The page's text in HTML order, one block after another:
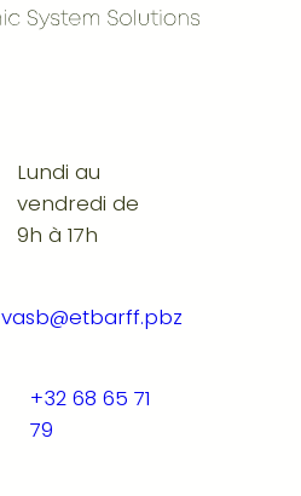
Lundi au
vendredi de
9h à 17h
vasb@etbarff.pbz
+32 68 65 71
79